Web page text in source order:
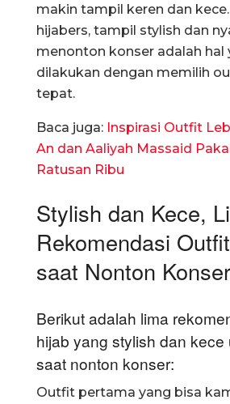
makin tampil keren dan
hijabers, tampil stylish dan
menonton konser adalah hal
dilakukan dengan memilih
tepat.
Baca juga: Inspirasi Outfit
An dan Aaliyah Massaid
Ratusan Ribu
Stylish dan Kece,
Rekomendasi
saat Nonton Konser
Berikut adalah lima
hijab yang stylish dan
saat nonton konser:
Outfit pertama yang bisa